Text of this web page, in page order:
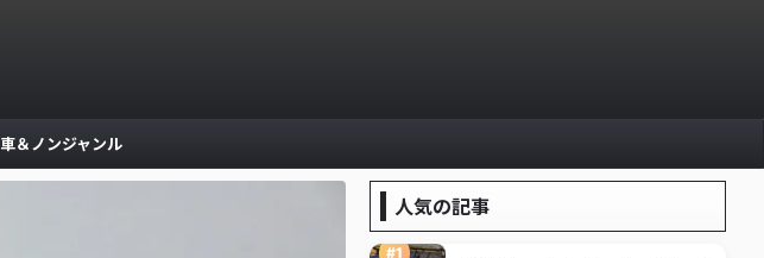
車＆ノンジャンル
人気の記事